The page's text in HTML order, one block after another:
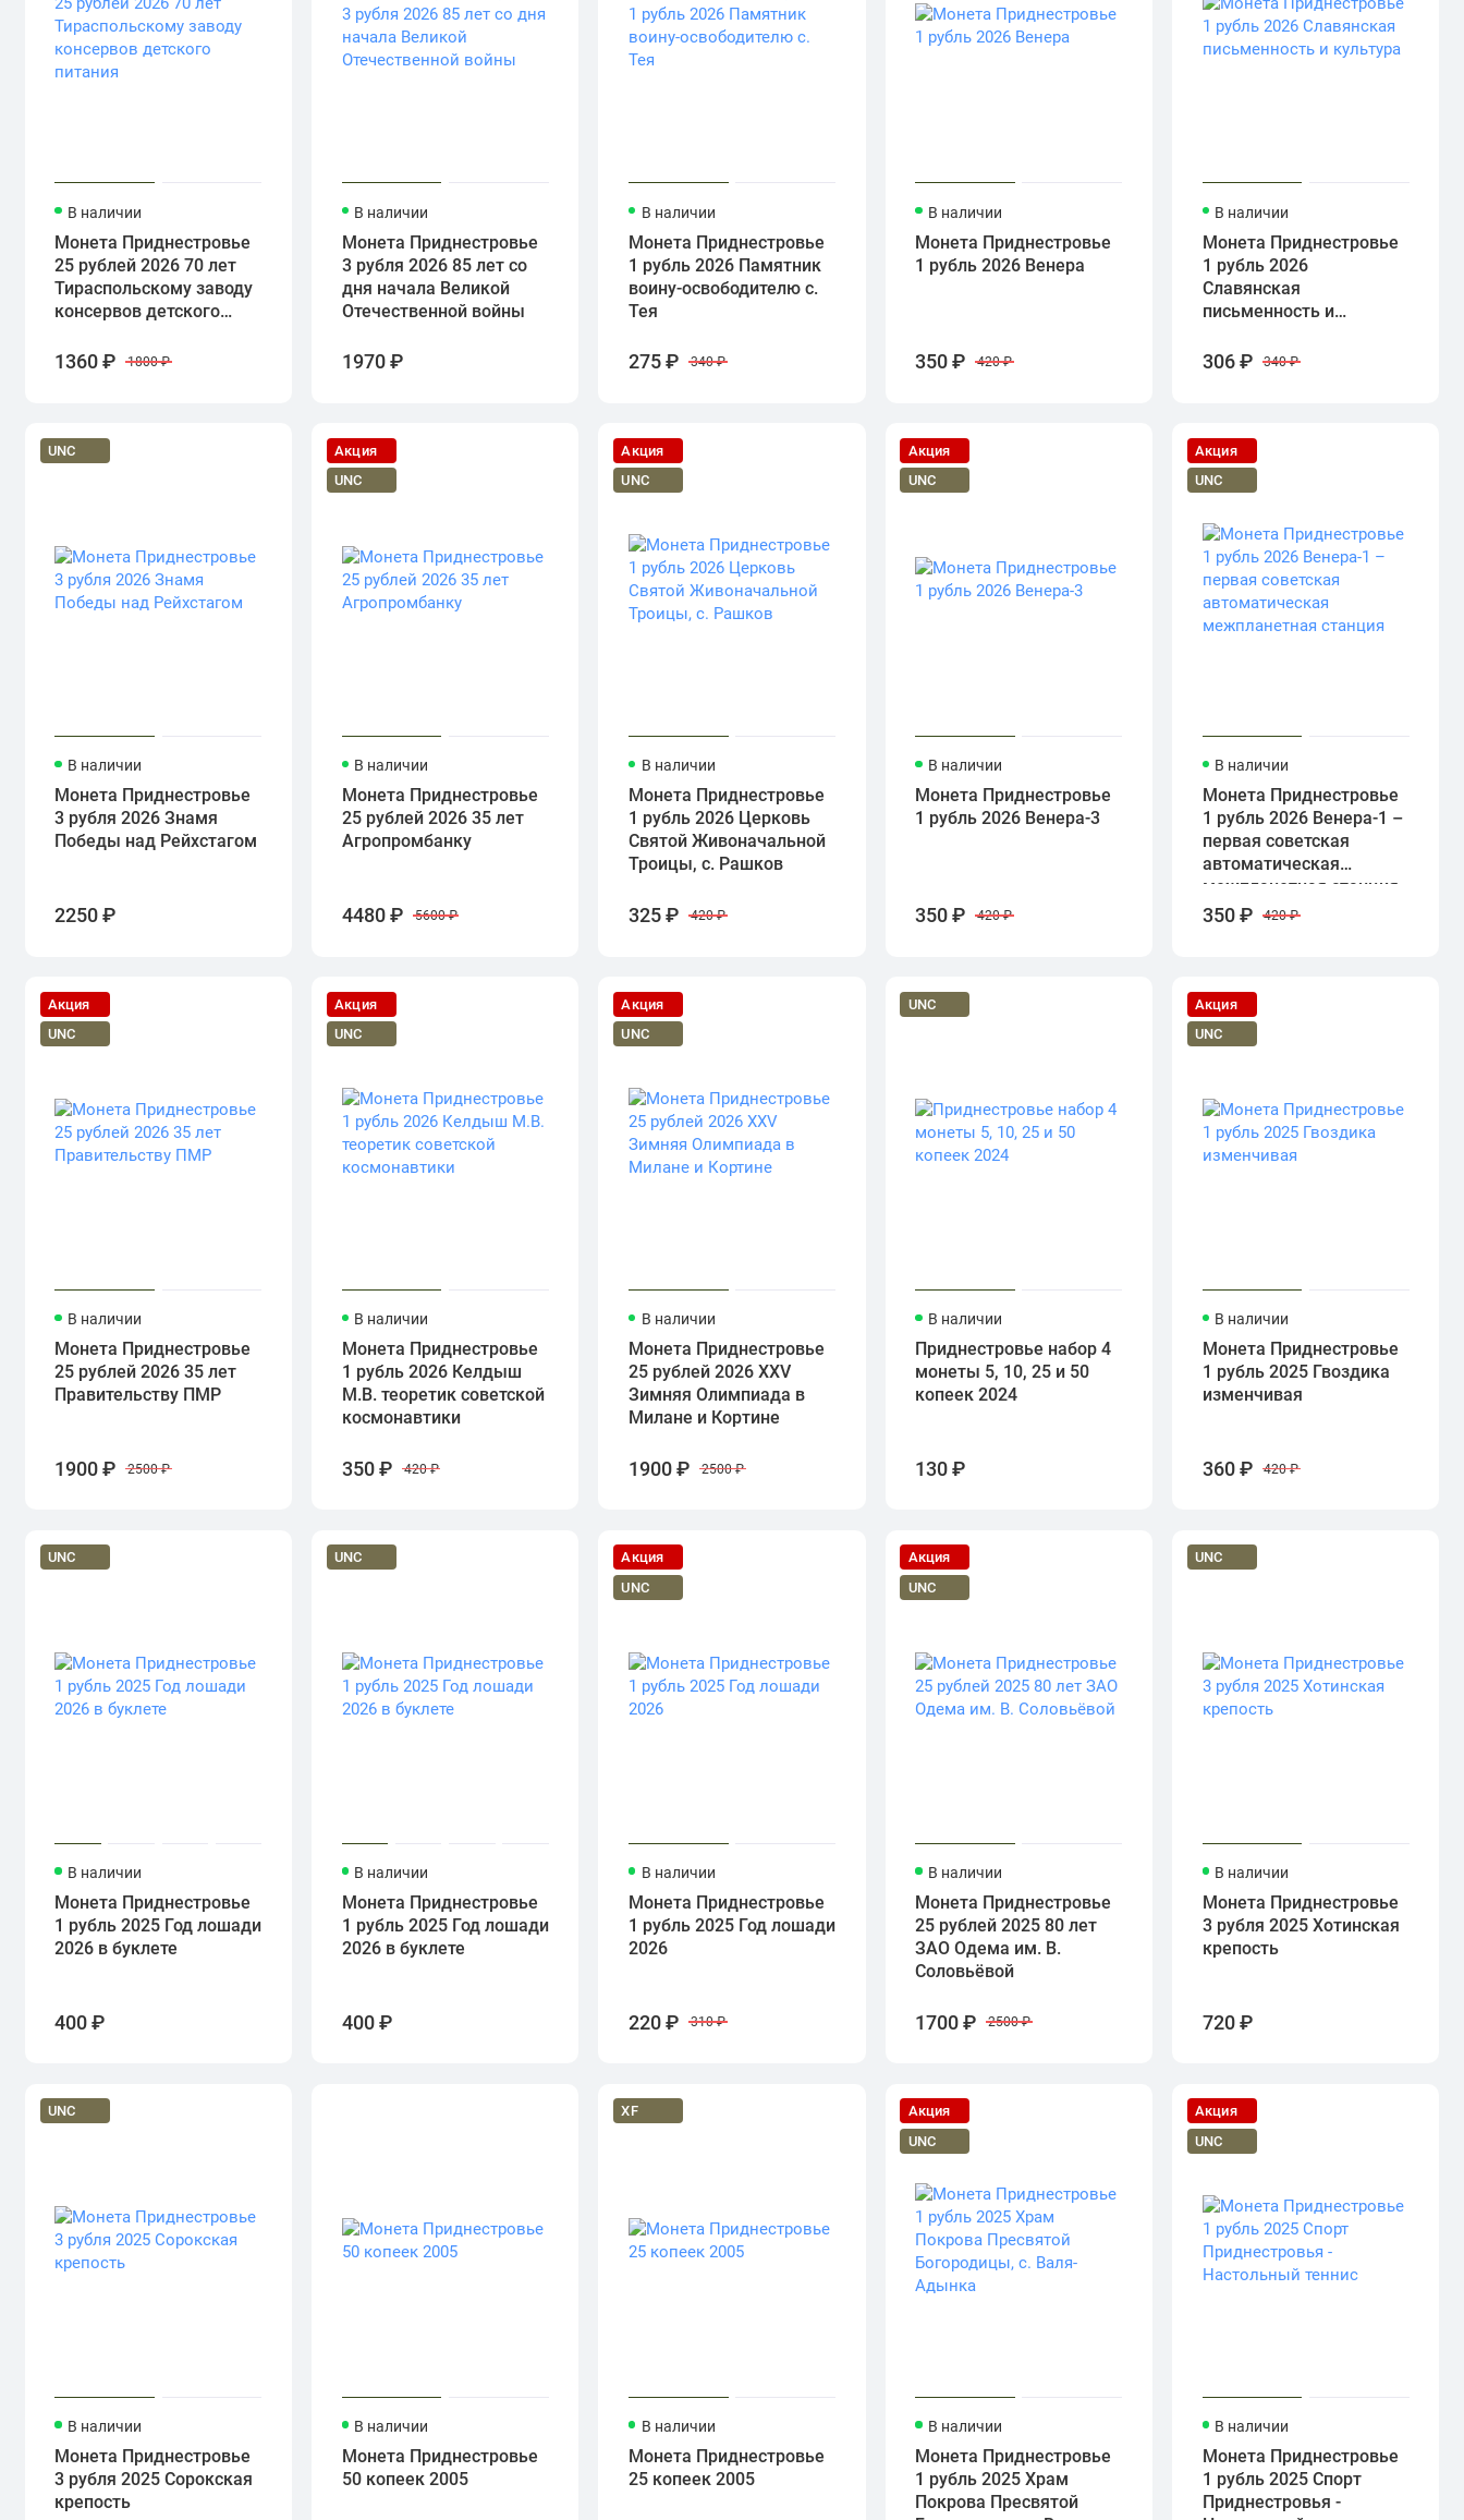
В наличии
Монета Приднестровье
25 рублей 2026 70 лет
Тираспольскому заводу
консервов детского
1360 ₽ 1800 ₽
В наличии
Монета Приднестровье
3 рубля 2026 85 лет со
дня начала Великой
Отечественной войны
1970 ₽
В наличии
Монета Приднестровье
1 рубль 2026 Памятник
воину-освободителю с.
Тея
275 ₽ 340 ₽
В наличии
Монета Приднестровье
1 рубль 2026 Венера
350 ₽ 420 ₽
В наличии
Монета Приднестровье
1 рубль 2026
Славянская
письменность и
306 ₽ 340 ₽
UNC
В наличии
Монета Приднестровье
3 рубля 2026 Знамя
Победы над Рейхстагом
2250 ₽
Акция
UNC
В наличии
Монета Приднестровье
25 рублей 2026 35 лет
Агропромбанку
4480 ₽ 5600 ₽
Акция
UNC
В наличии
Монета Приднестровье
1 рубль 2026 Церковь
Святой Живоначальной
Троицы, с. Рашков
325 ₽ 420 ₽
Акция
UNC
В наличии
Монета Приднестровье
1 рубль 2026 Венера-3
350 ₽ 420 ₽
Акция
UNC
В наличии
Монета Приднестровье
1 рубль 2026 Венера-1 –
первая советская
автоматическая
межпланетная станция
350 ₽ 420 ₽
Акция
UNC
В наличии
Монета Приднестровье
25 рублей 2026 35 лет
Правительству ПМР
1900 ₽ 2500 ₽
Акция
UNC
В наличии
Монета Приднестровье
1 рубль 2026 Келдыш
М.В. теоретик советской
космонавтики
350 ₽ 420 ₽
Акция
UNC
В наличии
Монета Приднестровье
25 рублей 2026 ХХV
Зимняя Олимпиада в
Милане и Кортине
1900 ₽ 2500 ₽
UNC
В наличии
Приднестровье набор 4
монеты 5, 10, 25 и 50
копеек 2024
130 ₽
Акция
UNC
В наличии
Монета Приднестровье
1 рубль 2025 Гвоздика
изменчивая
360 ₽ 420 ₽
UNC
В наличии
Монета Приднестровье
1 рубль 2025 Год лошади
2026 в буклете
400 ₽
UNC
В наличии
Монета Приднестровье
1 рубль 2025 Год лошади
2026 в буклете
400 ₽
Акция
UNC
В наличии
Монета Приднестровье
1 рубль 2025 Год лошади
2026
220 ₽ 310 ₽
Акция
UNC
В наличии
Монета Приднестровье
25 рублей 2025 80 лет
ЗАО Одема им. В.
Соловьёвой
1700 ₽ 2500 ₽
UNC
В наличии
Монета Приднестровье
3 рубля 2025 Хотинская
крепость
720 ₽
UNC
В наличии
Монета Приднестровье
3 рубля 2025 Сорокская
крепость
В наличии
Монета Приднестровье
50 копеек 2005
XF
В наличии
Монета Приднестровье
25 копеек 2005
Акция
UNC
В наличии
Монета Приднестровье
1 рубль 2025 Храм
Покрова Пресвятой
Акция
UNC
В наличии
Монета Приднестровье
1 рубль 2025 Спорт
Приднестровья -